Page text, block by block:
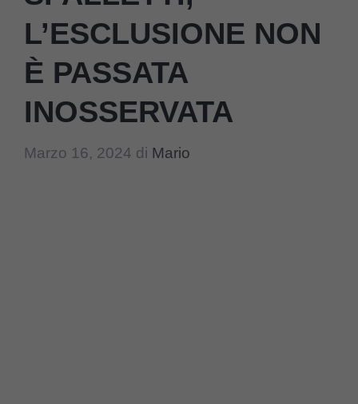
L’ESCLUSIONE NON
È PASSATA
INOSSERVATA
Marzo 16, 2024 di Mario